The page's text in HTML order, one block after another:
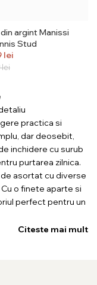
argint Manissi
Stud
lei
lei
practica si
dar deosebit,
inchidere cu surub
purtarea zilnica.
asortat cu diverse
o finete aparte si
perfect pentru un
Citeste mai mult